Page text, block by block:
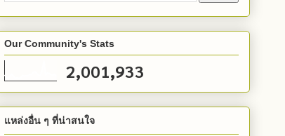
Our Community's Stats
2,001,933
แหล่งอื่น ๆ ที่น่าสนใจ